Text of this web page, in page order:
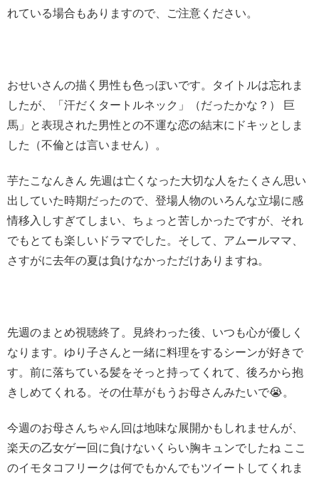
れている場合もありますので、ご注意ください。
おせいさんの描く男性も色っぽいです。タイトルは忘れま
したが、「汗だくタートルネック」（だったかな？） 巨
馬」と表現された男性との不運な恋の結末にドキッとしま
した（不倫とは言いません）。
芋たこなんきん 先週は亡くなった大切な人をたくさん思い
出していた時期だったので、登場人物のいろんな立場に感
情移入しすぎてしまい、ちょっと苦しかったですが、それ
でもとても楽しいドラマでした。そして、アムールママ、
さすがに去年の夏は負けなかっただけありますね。
先週のまとめ視聴終了。見終わった後、いつも心が優しく
なります。ゆり子さんと一緒に料理をするシーンが好きで
す。前に落ちている髪をそっと持ってくれて、後ろから抱
きしめてくれる。その仕草がもうお母さんみたいで😭。
今週のお母さんちゃん回は地味な展開かもしれませんが、
楽天の乙女ゲー回に負けないくらい胸キュンでしたね ここ
のイモタコフリークは何でもかんでもツイートしてくれま